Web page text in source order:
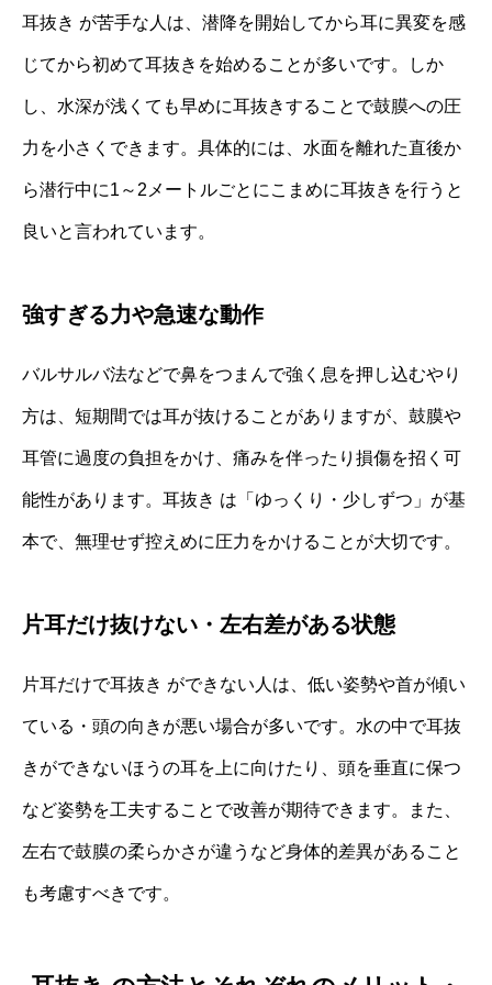
耳抜き が苦手な人は、潜降を開始してから耳に異変を感
じてから初めて耳抜きを始めることが多いです。しか
し、水深が浅くても早めに耳抜きすることで鼓膜への圧
力を小さくできます。具体的には、水面を離れた直後か
ら潜行中に1～2メートルごとにこまめに耳抜きを行うと
良いと言われています。
強すぎる力や急速な動作
バルサルバ法などで鼻をつまんで強く息を押し込むやり
方は、短期間では耳が抜けることがありますが、鼓膜や
耳管に過度の負担をかけ、痛みを伴ったり損傷を招く可
能性があります。耳抜き は「ゆっくり・少しずつ」が基
本で、無理せず控えめに圧力をかけることが大切です。
片耳だけ抜けない・左右差がある状態
片耳だけで耳抜き ができない人は、低い姿勢や首が傾い
ている・頭の向きが悪い場合が多いです。水の中で耳抜
きができないほうの耳を上に向けたり、頭を垂直に保つ
など姿勢を工夫することで改善が期待できます。また、
左右で鼓膜の柔らかさが違うなど身体的差異があること
も考慮すべきです。